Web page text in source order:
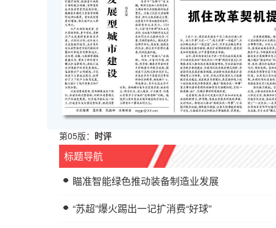
第05版： 时评
标题导航
瞄准智能绿色推动装备制造业发展
“苏超”爆火踢出一记扩消费“好球”